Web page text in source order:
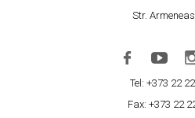
Str.
Tel: +373 22
Fax: +373 22